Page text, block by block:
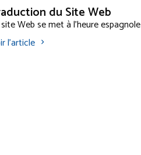
du Site Web
Web se met à l'heure espagnole
l'article